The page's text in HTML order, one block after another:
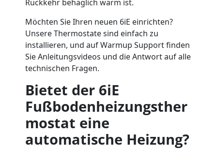
Rückkehr behaglich warm ist.
Möchten Sie Ihren neuen 6iE einrichten?
Unsere Thermostate sind einfach zu
installieren, und auf Warmup Support finden
Sie Anleitungsvideos und die Antwort auf alle
technischen Fragen.
Bietet der 6iE
Fußbodenheizungsther
mostat eine
automatische Heizung?